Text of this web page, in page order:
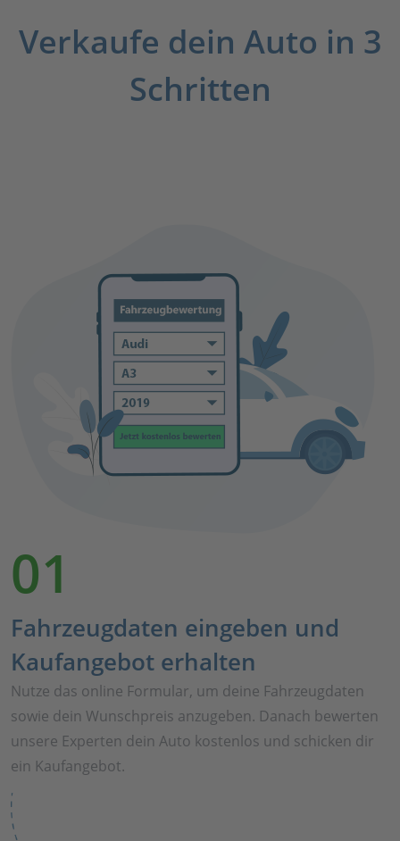
Verkaufe dein Auto in 3
Schritten
01
Fahrzeugdaten eingeben und
Kaufangebot erhalten
Nutze das online Formular, um deine Fahrzeugdaten
sowie dein Wunschpreis anzugeben. Danach bewerten
unsere Experten dein Auto kostenlos und schicken dir
ein Kaufangebot.